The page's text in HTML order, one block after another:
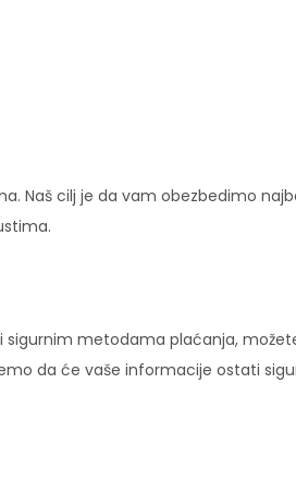
Naš cilj je da vam obezbedimo
sigurnim metodama plaćanja,
da će vaše informacije ostati